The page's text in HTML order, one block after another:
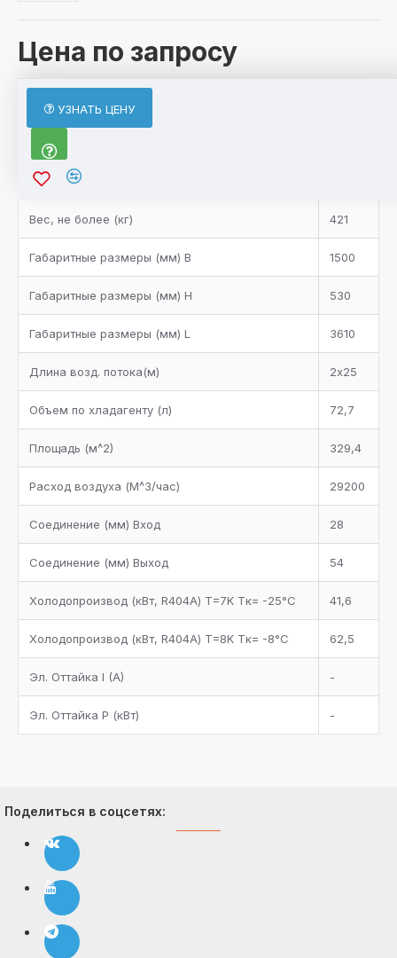
Цена по запросу
УЗНАТЬ ЦЕНУ
ХАРАКТЕРИСТИКИ
Характеристики товара
Вентилятор (n x мм)
Вес, не более (кг) 421
Габаритные размеры (мм) B 1500
Габаритные размеры (мм) H 530
Габаритные размеры (мм) L 3610
Длина возд. потока(м) 2х25
Объем по хладагенту (л) 72,7
Площадь (м^2) 329,4
Расход воздуха (М^3/час) 29200
Соединение (мм) Вход 28
Соединение (мм) Выход 54
Холодопроизвод (кВт, R404A) T=7K Tк= -25°С 41,6
Холодопроизвод (кВт, R404A) T=8K Tк= -8°С 62,5
Эл. Оттайка I (A) -
Эл. Оттайка P (кВт) -
Поделиться в соцсетях: